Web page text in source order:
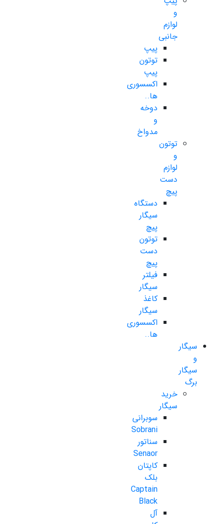
و
لوازم
جانبی
پیپ
توتون
پیپ
اکسسوری
ها..
دوخه
و
مدواخ
توتون
و
لوازم
دست
پیچ
دستگاه
سیگار
پیچ
توتون
دست
پیچ
فیلتر
سیگار
کاغذ
سیگار
اکسسوری
ها..
سیگار
و
سیگار
برگ
خرید
سیگار
سوبرانی
Sobrani
سناتور
Senaor
کاپتان
بلک
Captain
Black
آل